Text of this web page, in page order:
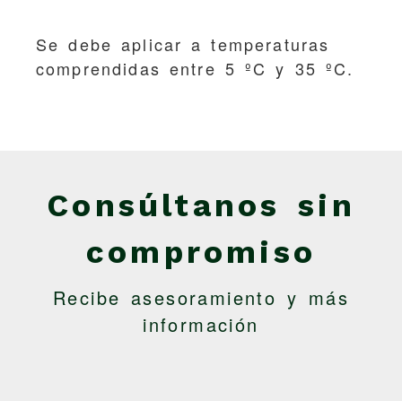
Se debe aplicar a temperaturas
comprendidas entre 5 ºC y 35 ºC.
Consúltanos sin
compromiso
Recibe asesoramiento y más
información